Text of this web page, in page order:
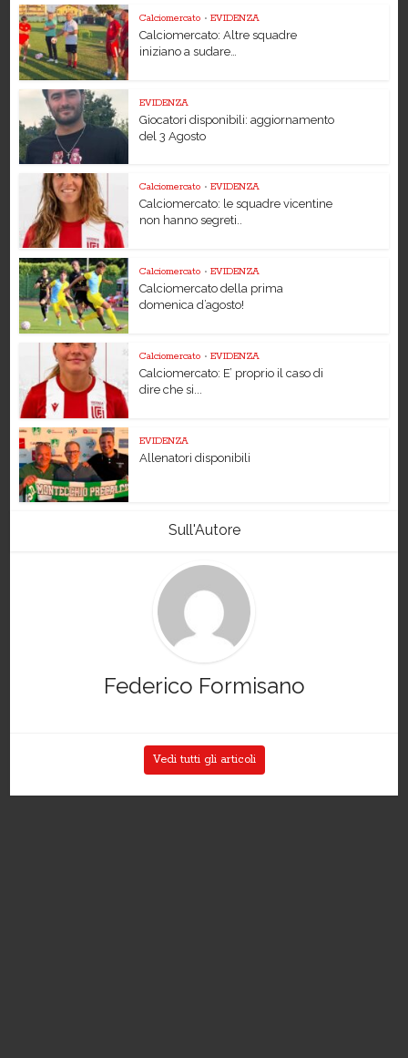
Calciomercato • EVIDENZA
Calciomercato: Altre squadre
iniziano a sudare…
EVIDENZA
Giocatori disponibili: aggiornamento
del 3 Agosto
Calciomercato • EVIDENZA
Calciomercato: le squadre vicentine
non hanno segreti..
Calciomercato • EVIDENZA
Calciomercato della prima
domenica d’agosto!
Calciomercato • EVIDENZA
Calciomercato: E’ proprio il caso di
dire che si...
EVIDENZA
Allenatori disponibili
Sull'Autore
Federico Formisano
Vedi tutti gli articoli